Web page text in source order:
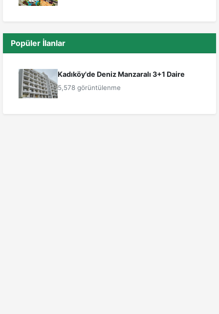
Popüler İlanlar
Kadıköy'de Deniz Manzaralı 3+1 Daire
5,578 görüntülenme